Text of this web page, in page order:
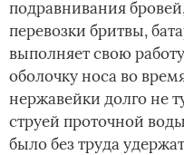
подравнивания
перевозки бритвы,
выполняет свою
оболочку носа во
нержавейки долго не
струей проточной
было без труда